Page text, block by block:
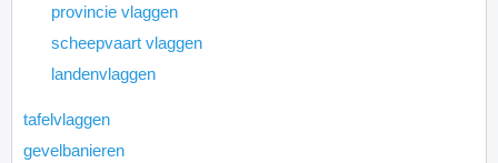
provincie vlaggen
scheepvaart vlaggen
landenvlaggen
tafelvlaggen
gevelbanieren